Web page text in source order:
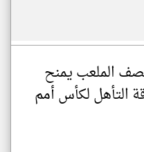
الملعب يمنح
التأهل لكأس أمم